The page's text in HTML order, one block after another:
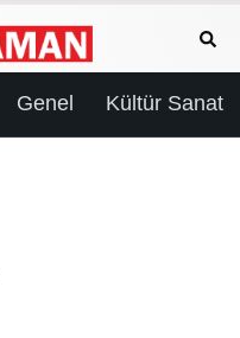
Genel Kültür Sanat